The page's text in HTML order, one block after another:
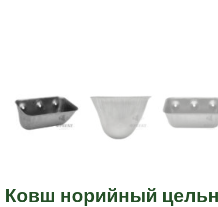
Ковш норийный